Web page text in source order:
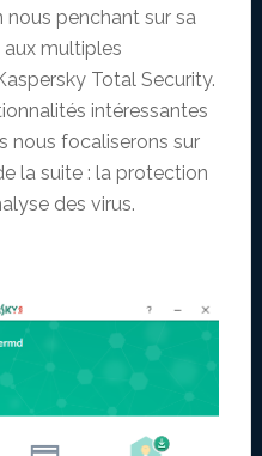
penchant sur sa
multiples
Total Security.
intéressantes
nous focaliserons sur
la suite : la protection
des virus.